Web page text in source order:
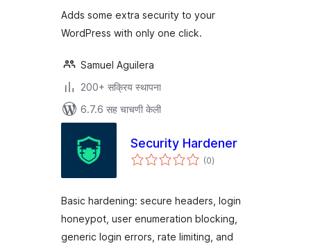
Adds some extra security to your
WordPress with only one click.
Samuel Aguilera
200+ सक्रिय स्थापना
6.7.6 सह चाचणी केली
Security Hardener
(0एकूण
मूल्यांकन
)
Basic hardening: secure headers, login
honeypot, user enumeration blocking,
generic login errors, rate limiting, and